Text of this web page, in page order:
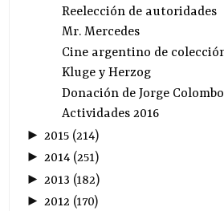
Reelección de autoridades
Mr. Mercedes
Cine argentino de
Kluge y Herzog
Donación de Jorge Colombo
Actividades 2016
► 2015 (214)
►2014 (251)
► 2013 (182)
►2012 (170)